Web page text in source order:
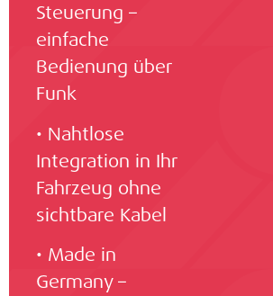
Steuerung –
einfache
Bedienung über
Funk
• Nahtlose
Integration in Ihr
Fahrzeug ohne
sichtbare Kabel
• Made in
Germany –